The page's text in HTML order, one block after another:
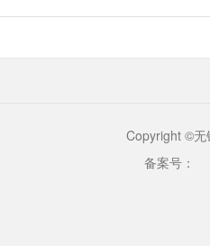
Copyright ©无
备案号：